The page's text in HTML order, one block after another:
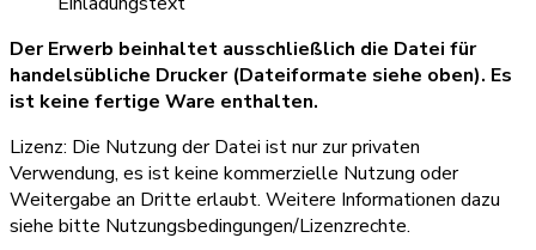
Der Erwerb beinhaltet ausschließlich die Datei für
handelsübliche Drucker (Dateiformate siehe oben). Es
ist keine fertige Ware enthalten.
Lizenz: Die Nutzung der Datei ist nur zur privaten
Verwendung, es ist keine kommerzielle Nutzung oder
Weitergabe an Dritte erlaubt. Weitere Informationen dazu
siehe bitte Nutzungsbedingungen/Lizenzrechte.